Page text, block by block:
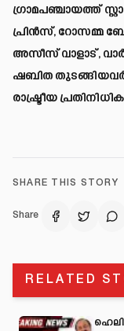
ഗ്രാമപഞ്ചായത്ത്
പ്രിന്‍സ്, റോസമ്മ
അസീസ് വാളാട്,
ഷബിത തുടങ്ങിയവര്‍
രാഷ്ട്രീയ
SHARE THIS STORY
Share
RELATED